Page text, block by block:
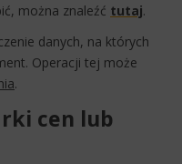
można znaleźć tutaj.
danych, na których
Operacji tej może
.
cen lub